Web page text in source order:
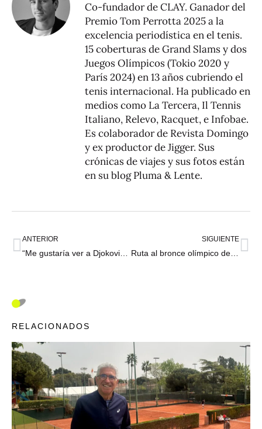
Co-fundador de CLAY. Ganador del
Premio Tom Perrotta 2025 a la
excelencia periodística en el tenis.
15 coberturas de Grand Slams y dos
Juegos Olímpicos (Tokio 2020 y
París 2024) en 13 años cubriendo el
tenis internacional. Ha publicado en
medios como La Tercera, Il Tennis
Italiano, Relevo, Racquet, e Infobae.
Es colaborador de Revista Domingo
y ex productor de Jigger. Sus
crónicas de viajes y sus fotos están
en su blogPluma & Lente.
ANTERIOR SIGUIENTE
Ruta al bronce olímpico de Iga Swiatek: lágrimas de toda clase, una mochila pesada y la sonrisa de Alcaraz
RELACIONADOS